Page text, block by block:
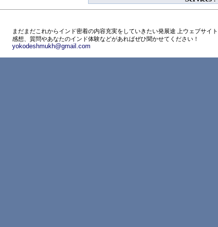
まだまだこれからインド密着の内容充実をしていきたい発展途 上ウェブサイ
感想、質問やあなたのインド体験などがあればぜひ聞かせてください！
yokodeshmukh@gmail.com